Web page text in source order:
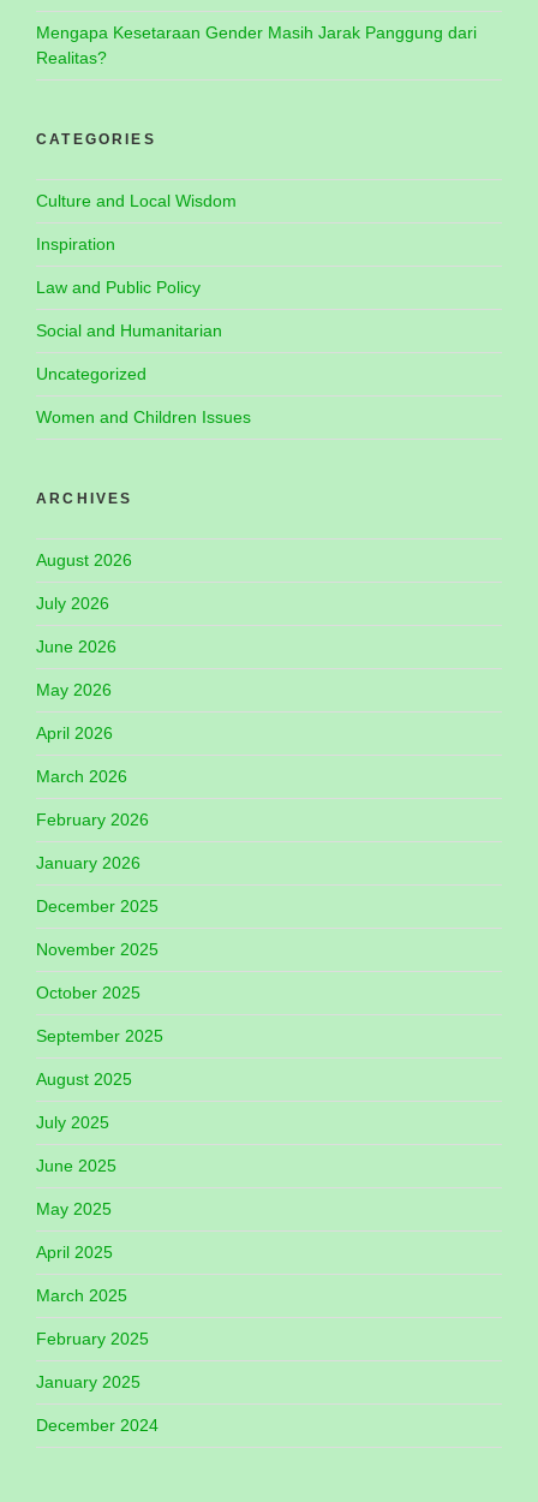
Mengapa Kesetaraan Gender Masih Jarak Panggung dari
Realitas?
CATEGORIES
Culture and Local Wisdom
Inspiration
Law and Public Policy
Social and Humanitarian
Uncategorized
Women and Children Issues
ARCHIVES
August 2026
July 2026
June 2026
May 2026
April 2026
March 2026
February 2026
January 2026
December 2025
November 2025
October 2025
September 2025
August 2025
July 2025
June 2025
May 2025
April 2025
March 2025
February 2025
January 2025
December 2024